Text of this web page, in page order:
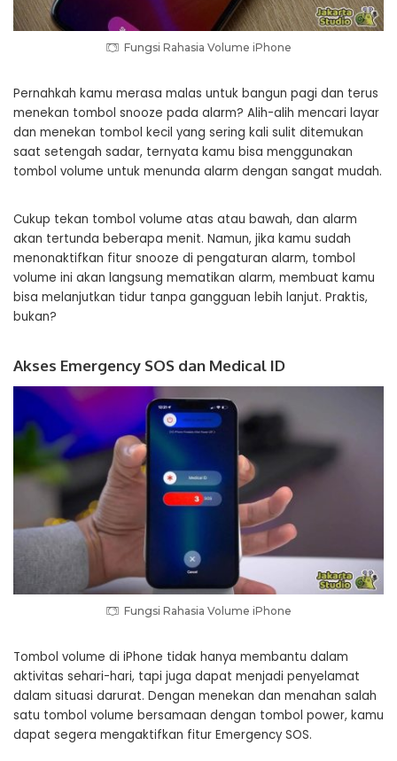
Fungsi Rahasia Volume iPhone
Pernahkah kamu merasa malas untuk bangun pagi dan terus
menekan tombol snooze pada alarm? Alih-alih mencari layar
dan menekan tombol kecil yang sering kali sulit ditemukan
saat setengah sadar, ternyata kamu bisa menggunakan
tombol volume untuk menunda alarm dengan sangat mudah.
Cukup tekan tombol volume atas atau bawah, dan alarm
akan tertunda beberapa menit. Namun, jika kamu sudah
menonaktifkan fitur snooze di pengaturan alarm, tombol
volume ini akan langsung mematikan alarm, membuat kamu
bisa melanjutkan tidur tanpa gangguan lebih lanjut. Praktis,
bukan?
Akses Emergency SOS dan Medical ID
Fungsi Rahasia Volume iPhone
Tombol volume di iPhone tidak hanya membantu dalam
aktivitas sehari-hari, tapi juga dapat menjadi penyelamat
dalam situasi darurat. Dengan menekan dan menahan salah
satu tombol volume bersamaan dengan tombol power, kamu
dapat segera mengaktifkan fitur Emergency SOS.